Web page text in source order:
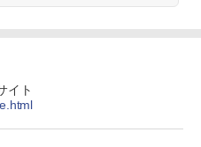
イト